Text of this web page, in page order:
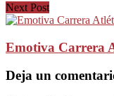
Next Post
Emotiva Carrera
Deja un